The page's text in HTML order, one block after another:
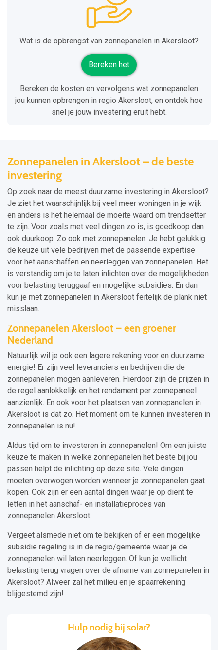
Wat is de opbrengst van zonnepanelen in Akersloot?
Bereken het
Bereken de kosten en vervolgens wat zonnepanelen
jou kunnen opbrengen in regio Akersloot, en ontdek hoe
snel je jouw investering eruit hebt.
Zonnepanelen in Akersloot – de beste
investering
Op zoek naar de meest duurzame investering in Akersloot?
Je ziet het waarschijnlijk bij veel meer woningen in je wijk
en anders is het helemaal de moeite waard om trendsetter
te zijn. Voor zoals met veel dingen zo is, is goedkoop dan
ook duurkoop. Zo ook met zonnepanelen. Je hebt gelukkig
de keuze uit vele bedrijven met de passende expertise
voor het aanschaffen en neerleggen van zonnepanelen. Het
is verstandig om je te laten inlichten over de mogelijkheden
voor belasting teruggaaf en mogelijke subsidies. En dan
kun je met zonnepanelen in Akersloot feitelijk de plank niet
misslaan.
Zonnepanelen Akersloot – een groener
Nederland
Natuurlijk wil je ook een lagere rekening voor en duurzame
energie! Er zijn veel leveranciers en bedrijven die de
zonnepanelen mogen aanleveren. Hierdoor zijn de prijzen in
de regel aanlokkelijk en het rendament per zonnepaneel
aanzienlijk. En ook voor het plaatsen van zonnepanelen in
Akersloot is dat zo. Het moment om te kunnen investeren in
zonnepanelen is nu!
Aldus tijd om te investeren in zonnepanelen! Om een juiste
keuze te maken in welke zonnepanelen het beste bij jou
passen helpt de inlichting op deze site. Vele dingen
moeten overwogen worden wanneer je zonnepanelen gaat
kopen. Ook zijn er een aantal dingen waar je op dient te
letten in het aanschaf- en installatieproces van
zonnepanelen Akersloot.
Vergeet alsmede niet om te bekijken of er een mogelijke
subsidie regeling is in de regio/gemeente waar je de
zonnepanelen wil laten neerleggen. Of kun je wellicht
belasting terug vragen over de afname van zonnepanelen in
Akersloot? Alweer zal het milieu en je spaarrekening
blijgestemd zijn!
Hulp nodig bij solar?